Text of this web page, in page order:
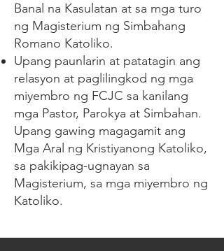
Banal na Kasulatan at sa mga turo
ng Magisterium ng Simbahang
Romano Katoliko.
Upang paunlarin at patatagin ang
relasyon at paglilingkod ng mga
miyembro ng FCJC sa kanilang
mga Pastor, Parokya at Simbahan.
Upang gawing magagamit ang
Mga Aral ng Kristiyanong Katoliko,
sa pakikipag-ugnayan sa
Magisterium, sa mga miyembro ng
Katoliko.